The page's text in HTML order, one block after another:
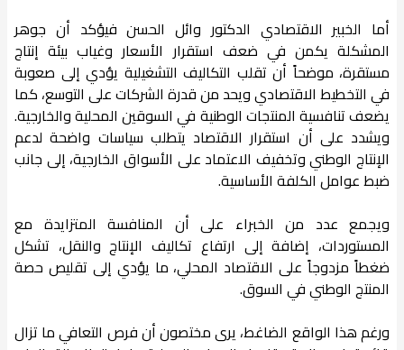
أما الخبير الاقتصادي الدكتور وائل الحسن فيؤكد أن جوهر
المشكلة يكمن في ضعف استقرار الأسعار وغياب بيئة إنتاج
مستقرة، موضحاً أن تقلب التكاليف التشغيلية يؤدي إلى صعوبة
في التخطيط الاقتصادي ويحد من قدرة الشركات على التوسع، كما
يضعف تنافسية المنتجات الوطنية في السوقين المحلية والخارجية.
ويشدد على أن استقرار الاقتصاد يتطلب سياسات واضحة لدعم
الإنتاج الوطني وتخفيف الاعتماد على الأسواق الخارجية، إلى جانب
ضبط عوامل الكلفة الأساسية.
ويجمع عدد من الخبراء على أن المنافسة المتزايدة مع
المستوردات، إضافة إلى ارتفاع تكاليف الإنتاج والنقل، تشكل
ضغطاً مزدوجاً على الاقتصاد المحلي، ما يؤدي إلى تقليص حصة
المنتج الوطني في السوق.
ورغم هذا الواقع الضاغط، يرى مختصون أن فرص التعافي ما تزال